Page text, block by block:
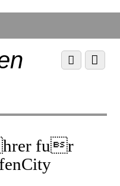
Menu
Scroll
down
fur